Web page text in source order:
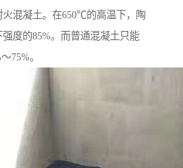
混凝土。在650℃的高温下，陶
度的85%。而普通混凝土只能
75%。